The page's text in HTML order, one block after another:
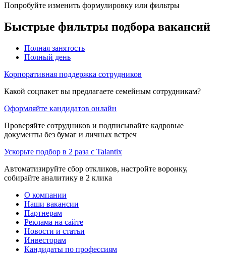
Попробуйте изменить формулировку или фильтры
Быстрые фильтры подбора вакансий
Полная занятость
Полный день
Корпоративная поддержка сотрудников
Какой соцпакет вы предлагаете семейным сотрудникам?
Оформляйте кандидатов онлайн
Проверяйте сотрудников и подписывайте кадровые
документы без бумаг и личных встреч
Ускорьте подбор в 2 раза с Talantix
Автоматизируйте сбор откликов, настройте воронку,
собирайте аналитику в 2 клика
О компании
Наши вакансии
Партнерам
Реклама на сайте
Новости и статьи
Инвесторам
Кандидаты по профессиям